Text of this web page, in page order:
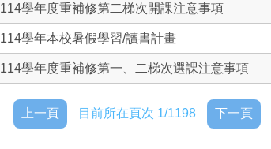
114學年度重補修第二梯次開課注意事項
114學年本校暑假學習/讀書計畫
114學年度重補修第一、二梯次選課注意事項
上一頁 目前所在頁次 1/1198 下一頁